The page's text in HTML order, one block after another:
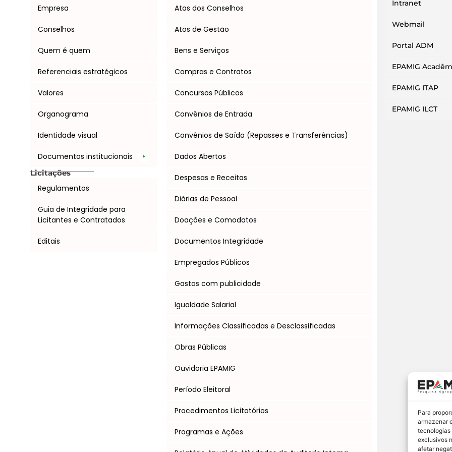
Para
armazenar
tecnologias
exclusivos
afetar
Empresa
Conselhos
Quem é quem
Referenciais estratégicos
Valores
Organograma
Identidade visual
Documentos institucionais
Licitações
Regulamentos
Guia de Integridade para
Licitantes e Contratados
Editais
Atas dos Conselhos
Atos de Gestão
Bens e Serviços
Compras e Contratos
Concursos Públicos
Convênios de Entrada
Convênios de Saída (Repasses e Transferências)
Dados Abertos
Despesas e Receitas
Diárias de Pessoal
Doações e Comodatos
Documentos Integridade
Empregados Públicos
Gastos com publicidade
Igualdade Salarial
Informações Classificadas e Desclassificadas
Obras Públicas
Ouvidoria EPAMIG
Período Eleitoral
Procedimentos Licitatórios
Programas e Ações
Intranet
Webmail
Portal ADM
EPAMIG
EPAMIG ITAP
EPAMIG ILCT